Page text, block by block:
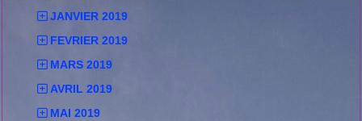
JANVIER 2019
FEVRIER 2019
MARS 2019
AVRIL 2019
MAI 2019